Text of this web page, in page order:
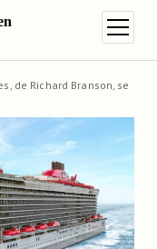
abrir
de Richard Branson, se